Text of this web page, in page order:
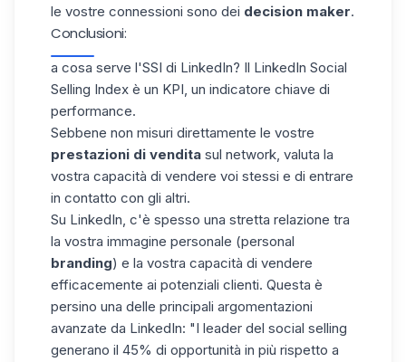
le vostre connessioni sono dei decision maker.
Conclusioni:
a cosa serve l'SSI di LinkedIn? Il LinkedIn Social
Selling Index è un KPI, un indicatore chiave di
performance.
Sebbene non misuri direttamente le vostre
prestazioni di vendita sul network, valuta la
vostra capacità di vendere voi stessi e di entrare
in contatto con gli altri.
Su LinkedIn, c'è spesso una stretta relazione tra
la vostra immagine personale (personal
branding) e la vostra capacità di vendere
efficacemente ai potenziali clienti. Questa è
persino una delle principali argomentazioni
avanzate da LinkedIn: "I leader del social selling
generano il 45% di opportunità in più rispetto a